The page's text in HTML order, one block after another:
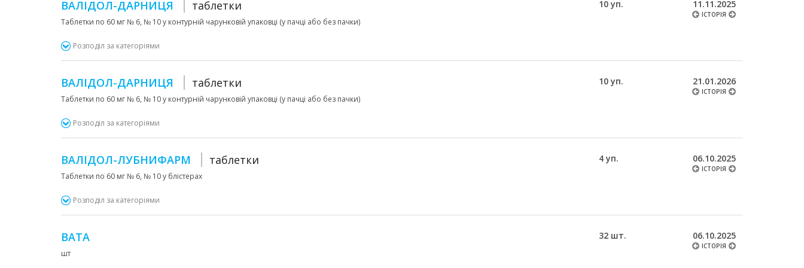
ВАЛІДОЛ-ДАРНИЦЯ таблетки
Таблетки по 60 мг № 6, № 10 у контурній чарунковій упаковці (у пачці або без пачки)
10 уп. 11.11.2025
ІСТОРІЯ
Розподіл за категоріями
ВАЛІДОЛ-ДАРНИЦЯ таблетки
Таблетки по 60 мг № 6, № 10 у контурній чарунковій упаковці (у пачці або без пачки)
10 уп. 21.01.2026
ІСТОРІЯ
Розподіл за категоріями
ВАЛІДОЛ-ЛУБНИФАРМ таблетки
Таблетки по 60 мг № 6, № 10 у блістерах
4 уп. 06.10.2025
ІСТОРІЯ
Розподіл за категоріями
ВАТА
шт
32 шт. 06.10.2025
ІСТОРІЯ